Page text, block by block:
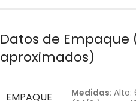
Datos de Empaque
aproximados)
EMPAQUE Medidas: Alto: